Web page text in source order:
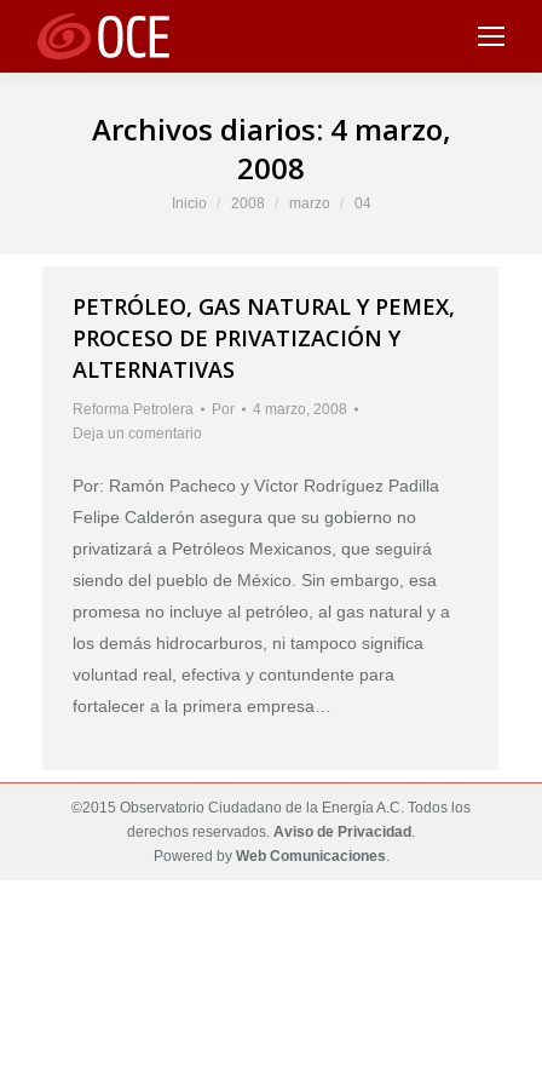
Archivos diarios: 4 marzo,
2008
Estás aquí:
Inicio 2008 marzo 04
PETRÓLEO, GAS NATURAL Y PEMEX,
PROCESO DE PRIVATIZACIÓN Y
ALTERNATIVAS
Reforma Petrolera Por
4 marzo, 2008
Deja un comentario
Por: Ramón Pacheco y Víctor Rodríguez Padilla
Felipe Calderón asegura que su gobierno no
privatizará a Petróleos Mexicanos, que seguirá
siendo del pueblo de México. Sin embargo, esa
promesa no incluye al petróleo, al gas natural y a
los demás hidrocarburos, ni tampoco significa
voluntad real, efectiva y contundente para
fortalecer a la primera empresa…
©2015 Observatorio Ciudadano de la Energía A.C. Todos los
derechos reservados. Aviso de Privacidad .
Powered by Web Comunicaciones.